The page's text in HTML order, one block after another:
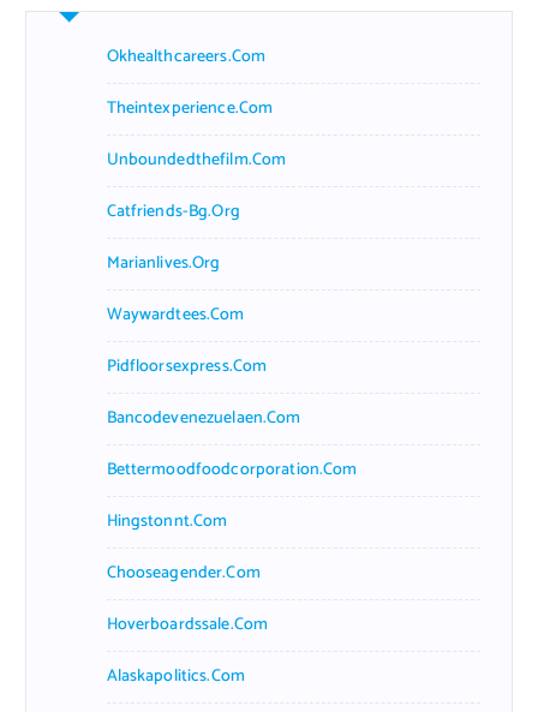
Okhealthcareers.com
Theintexperience.com
Unboundedthefilm.com
Catfriends-Bg.org
Marianlives.org
Waywardtees.com
Pidfloorsexpress.com
Bancodevenezuelaen.com
Bettermoodfoodcorporation.com
Hingstonnt.com
Chooseagender.com
Hoverboardssale.com
Alaskapolitics.com